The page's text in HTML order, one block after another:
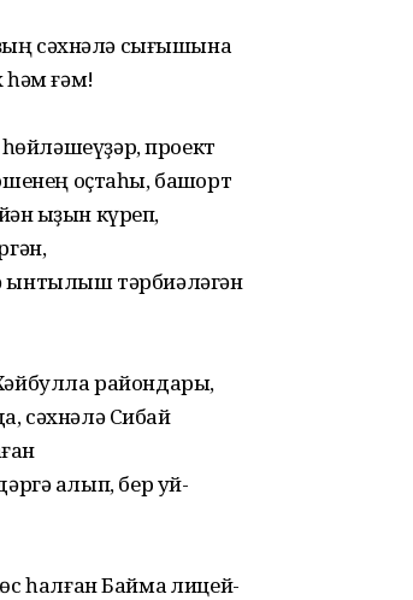
сәхнәлә сығышына
һәм ғәм!
проект
оҫтаһы, башҡорт
ҡыҙын күреп,
ынтылыш тәрбиәләгән
райондары,
сәхнәлә Сибай
алып, бер уй-
һалған Баймаҡ лицей-